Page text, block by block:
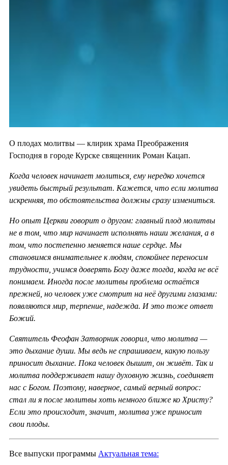
О плодах молитвы — клирик храма Преображения
Господня в городе Курске священник Роман Кацап.
Когда человек начинает молиться, ему нередко хочется
увидеть быстрый результат. Кажется, что если молитва
искренняя, то обстоятельства должны сразу измениться.
Но опыт Церкви говорит о другом: главный плод молитвы
не в том, что мир начинает исполнять наши желания, а в
том, что постепенно меняется наше сердце. Мы
становимся внимательнее к людям, спокойнее переносим
трудности, учимся доверять Богу даже тогда, когда не всё
понимаем. Иногда после молитвы проблема остаётся
прежней, но человек уже смотрит на неё другими глазами:
появляются мир, терпение, надежда. И это тоже ответ
Божий.
Святитель Феофан Затворник говорил, что молитва —
это дыхание души. Мы ведь не спрашиваем, какую пользу
приносит дыхание. Пока человек дышит, он живёт. Так и
молитва поддерживает нашу духовную жизнь, соединяет
нас с Богом. Поэтому, наверное, самый верный вопрос:
стал ли я после молитвы хоть немного ближе ко Христу?
Если это происходит, значит, молитва уже приносит
свои плоды.
Все выпуски программы Актуальная тема: